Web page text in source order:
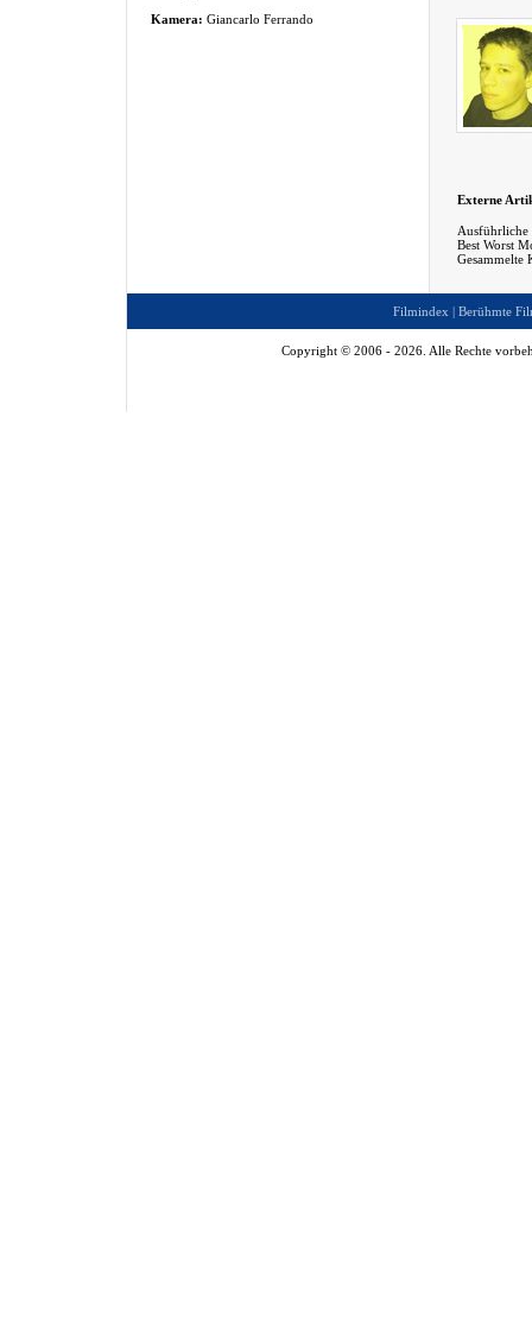
Externe
Ausführliche
Best Worst
Kamera: Giancarlo Ferrando
Filmindex | Berühmte
Copyright © 2006 - 2026. Alle Rechte